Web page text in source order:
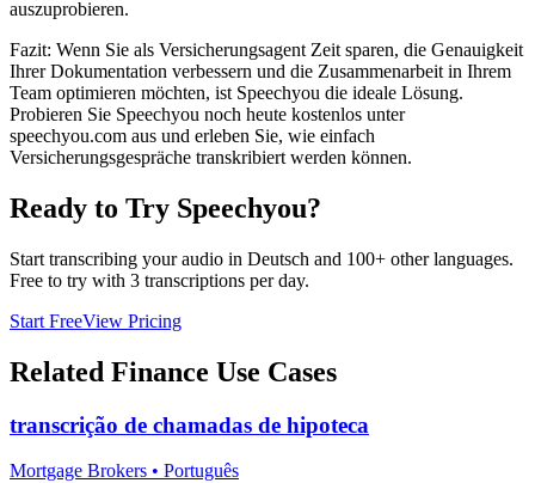
auszuprobieren.
Fazit: Wenn Sie als Versicherungsagent Zeit sparen, die Genauigkeit
Ihrer Dokumentation verbessern und die Zusammenarbeit in Ihrem
Team optimieren möchten, ist Speechyou die ideale Lösung.
Probieren Sie Speechyou noch heute kostenlos unter
speechyou.com aus und erleben Sie, wie einfach
Versicherungsgespräche transkribiert werden können.
Ready to Try Speechyou?
Start transcribing your audio in Deutsch and 100+ other languages.
Free to try with 3 transcriptions per day.
Start FreeView Pricing
Related Finance Use Cases
transcrição de chamadas de hipoteca
Mortgage Brokers • Português